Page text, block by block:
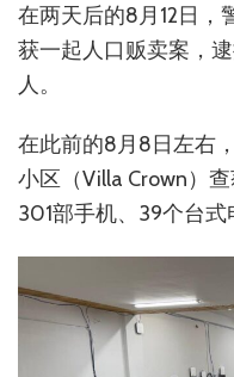
在两天后的8月12日，
获一起人口贩卖案，
人。
在此前的8月8日左右
小区（Villa Crown）
301部手机、39个台式